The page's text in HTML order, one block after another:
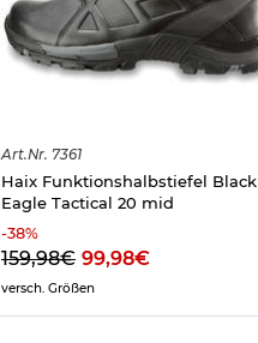
Art.Nr. 7361
Haix Funktionshalbstiefel Black
Eagle Tactical 20 mid
-38%
159,98€ 99,98€
versch. Größen